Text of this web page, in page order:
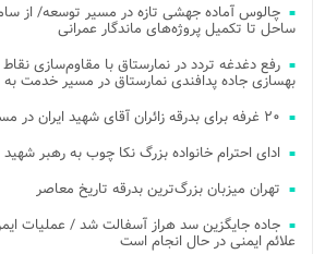
ساحل تا تکمیل پروژه‌های ماندگار عمرانی
رفع دغدغه تردد در نمارستاق با مقاوم‌سازی
بهسازی جاده پدافندی نمارستاق در مسیر خدمت
۲۰ غرفه برای بدرقه زائران آقای شهید ایران در مسیر طریق الرضا برپا شد
ادای احترام خانواده بزرگ نکا چوب به رهبر شهید
تهران میزبان بزرگ‌ترین بدرقه تاریخ معاصر
جاده جایگزین سد هراز آسفالت شد / عملیات
علائم ایمنی در حال انجام است